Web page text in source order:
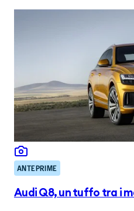
ANTEPRIME
Audi Q8, un tuffo tra i